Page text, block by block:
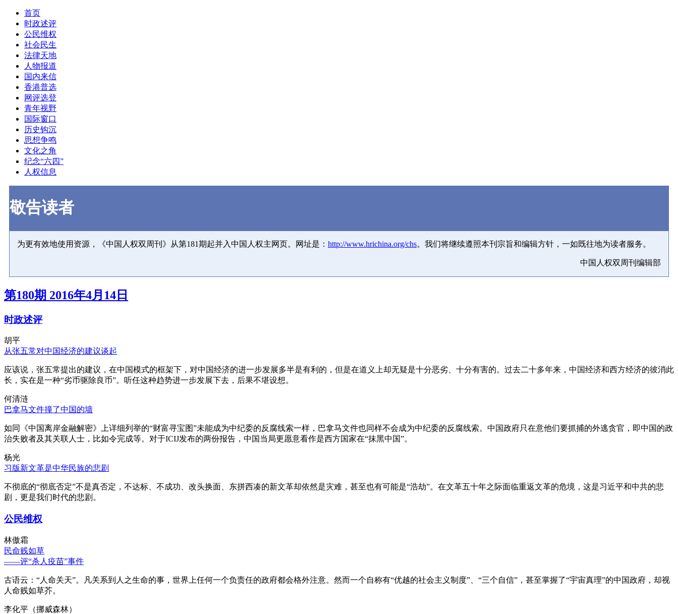
首页
时政述评
公民维权
社会民生
法律天地
人物报道
国内来信
香港普选
网评选登
青年视野
国际窗口
历史钩沉
思想争鸣
文化之角
纪念“六四”
人权信息
敬告读者
为更有效地使用资源，《中国人权双周刊》从第181期起并入中国人权主网页。网址是： http://www.hrichina.org/chs。我们将继续遵照本刊宗旨和编辑方针，一如既往地为读者服务。
中国人权双周刊编辑部
第180期 2016年4月14日
时政述评
胡平
从张五常对中国经济的建议谈起
应该说，张五常提出的建议，在中国模式的框架下，对中国经济的进一步发展多半是有利的，但是在道义上却无疑是十分恶劣、十分有害的。过去二十多年来，中国经济和西方经济的彼消此
长，实在是一种“劣币驱除良币”。听任这种趋势进一步发展下去，后果不堪设想。
何清涟
巴拿马文件撞了中国的墙
如同《中国离岸金融解密》上详细列举的“财富寻宝图”未能成为中纪委的反腐线索一样，巴拿马文件也同样不会成为中纪委的反腐线索。中国政府只在意他们要抓捕的外逃贪官，即中国的政
治失败者及其关联人士，比如令完成等。对于ICIJ发布的两份报告，中国当局更愿意看作是西方国家在“抹黑中国”。
杨光
习版新文革是中华民族的悲剧
不彻底的“彻底否定”不是真否定，不达标、不成功、改头换面、东拼西凑的新文革却依然是灾难，甚至也有可能是“浩劫”。在文革五十年之际面临重返文革的危境，这是习近平和中共的悲
剧，更是我们时代的悲剧。
公民维权
林傲霜
民命贱如草
——评“杀人疫苗”事件
古语云：“人命关天”。凡关系到人之生命的事，世界上任何一个负责任的政府都会格外注意。然而一个自称有“优越的社会主义制度”、“三个自信”，甚至掌握了“宇宙真理”的中国政府，却视
人命贱如草芥。
李化平（挪威森林）